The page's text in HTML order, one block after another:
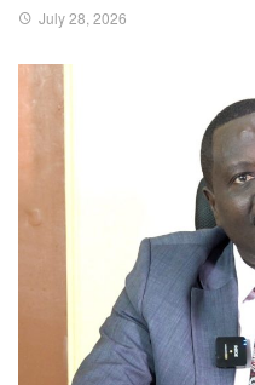
July 28, 2026